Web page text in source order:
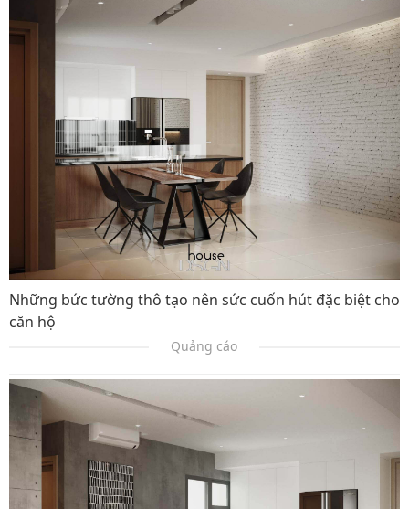
Những bức tường thô tạo nên sức cuốn hút đặc biệt cho
căn hộ
Quảng cáo